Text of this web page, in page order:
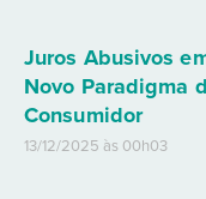
Juros Abusivos
Novo Paradigma
Consumidor
13/12/2025 às 00h03